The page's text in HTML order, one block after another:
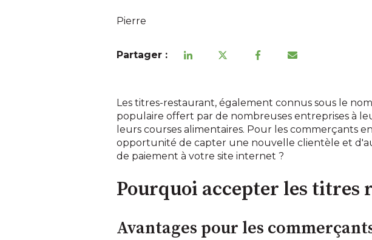
Pierre
Partager :
Les titres-restaurant, également connus sous le
populaire offert par de nombreuses entreprises à
leurs courses alimentaires. Pour les commerçants
opportunité de capter une nouvelle clientèle et
de paiement à votre site internet ?
Pourquoi accepter les titres
Avantages pour les